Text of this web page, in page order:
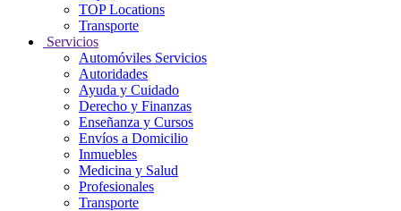
TOP Locations
Transporte
Servicios
Automóviles Servicios
Autoridades
Ayuda y Cuidado
Derecho y Finanzas
Enseñanza y Cursos
Envíos a Domicilio
Inmuebles
Medicina y Salud
Profesionales
Transporte